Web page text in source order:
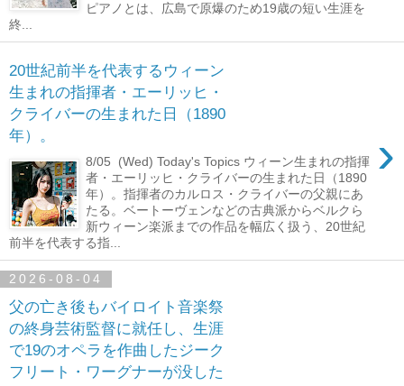
ピアノとは、広島で原爆のため19歳の短い生涯を
終...
20世紀前半を代表するウィーン
生まれの指揮者・エーリッヒ・
クライバーの生まれた日（1890
年）。
›
8/05 (Wed) Today's Topics ウィーン生まれの指揮
者・エーリッヒ・クライバーの生まれた日（1890
年）。指揮者のカルロス・クライバーの父親にあ
たる。ベートーヴェンなどの古典派からベルクら
新ウィーン楽派までの作品を幅広く扱う、20世紀
前半を代表する指...
2026-08-04
父の亡き後もバイロイト音楽祭
の終身芸術監督に就任し、生涯
で19のオペラを作曲したジーク
フリート・ワーグナーが没した